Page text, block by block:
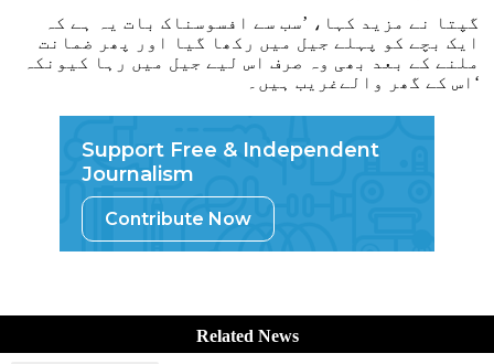
گپتا نے مزید کہا، ’سب سے افسوسناک بات یہ ہے کہ
ایک بچے کو پہلے جیل میں رکھا گیا اور پھر ضمانت
ملنے کے بعد بھی وہ صرف اس لیے جیل میں رہا کیونکہ
اس کے گھر والےغریب ہیں۔‘
Support Free & Independent
Journalism
Contribute Now
Related News